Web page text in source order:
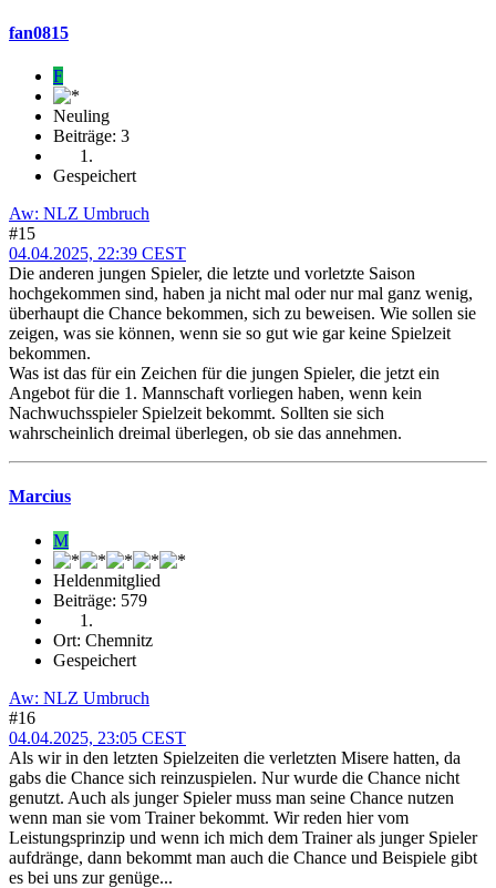
fan0815
F
Neuling
Beiträge: 3
Gespeichert
Aw: NLZ Umbruch
#15
04.04.2025, 22:39 CEST
Die anderen jungen Spieler, die letzte und vorletzte Saison
hochgekommen sind, haben ja nicht mal oder nur mal ganz wenig,
überhaupt die Chance bekommen, sich zu beweisen. Wie sollen sie
zeigen, was sie können, wenn sie so gut wie gar keine Spielzeit
bekommen.
Was ist das für ein Zeichen für die jungen Spieler, die jetzt ein
Angebot für die 1. Mannschaft vorliegen haben, wenn kein
Nachwuchsspieler Spielzeit bekommt. Sollten sie sich
wahrscheinlich dreimal überlegen, ob sie das annehmen.
Marcius
M
Heldenmitglied
Beiträge: 579
Ort: Chemnitz
Gespeichert
Aw: NLZ Umbruch
#16
04.04.2025, 23:05 CEST
Als wir in den letzten Spielzeiten die verletzten Misere hatten, da
gabs die Chance sich reinzuspielen. Nur wurde die Chance nicht
genutzt. Auch als junger Spieler muss man seine Chance nutzen
wenn man sie vom Trainer bekommt. Wir reden hier vom
Leistungsprinzip und wenn ich mich dem Trainer als junger Spieler
aufdränge, dann bekommt man auch die Chance und Beispiele gibt
es bei uns zur genüge...